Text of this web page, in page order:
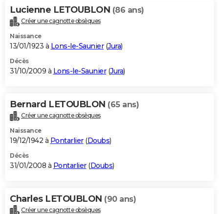
Lucienne LETOUBLON (86 ans)
Créer une cagnotte obsèques
Naissance
13/01/1923 à Lons-le-Saunier(Jura)
Décès
31/10/2009 à Lons-le-Saunier(Jura)
Bernard LETOUBLON (65 ans)
Créer une cagnotte obsèques
Naissance
19/12/1942 à Pontarlier(Doubs)
Décès
31/01/2008 à Pontarlier(Doubs)
Charles LETOUBLON (90 ans)
Créer une cagnotte obsèques